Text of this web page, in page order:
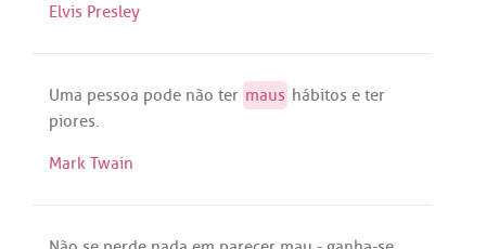
Elvis Presley
Uma pessoa pode não ter maus hábitos e ter
piores.
Mark Twain